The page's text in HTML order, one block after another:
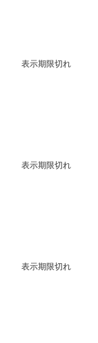
表示期限切れ
表示期限切れ
表示期限切れ